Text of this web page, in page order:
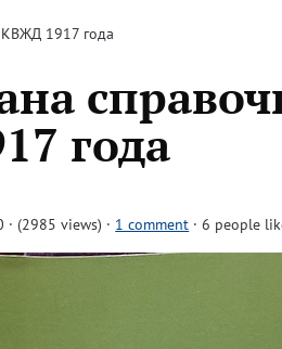
КВЖД 1917 года
года
(2985 views) · 1 comment · 6 people